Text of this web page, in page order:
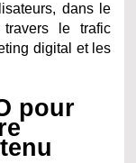
dans le
le trafic
digital et les
pour